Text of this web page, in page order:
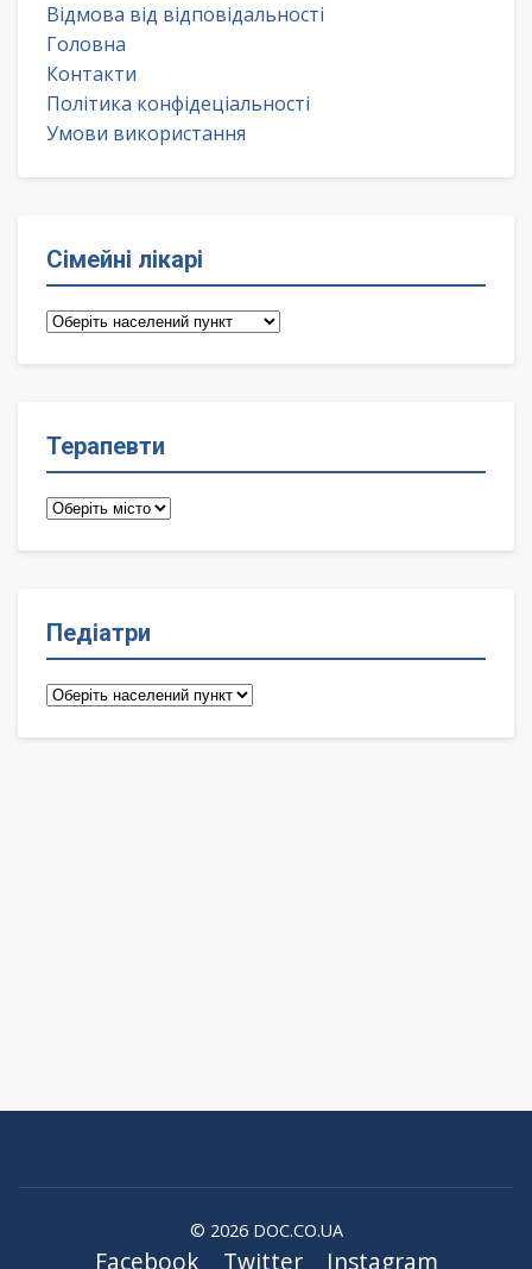
Відмова від відповідальності
Головна
Контакти
Політика конфідеціальності
Умови використання
Сімейні лікарі
Сімейні
Терапевти
Терапевти
Педіатри
Педіатри
© 2026 DOC.CO.UA
Facebook Twitter Instagram